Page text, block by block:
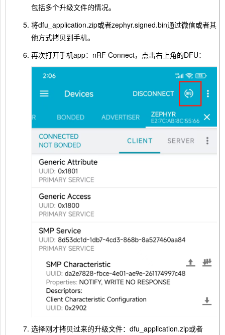
包括多个升级文件的情况。
将dfu_application.zip或者zephyr.signed.bin通过微信或者其
他方式拷贝到手机。
再次打开手机app：nRF Connect，点击右上角的DFU：
选择刚才拷贝过来的升级文件：dfu_application.zip或者